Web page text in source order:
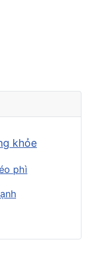
khỏe
phì